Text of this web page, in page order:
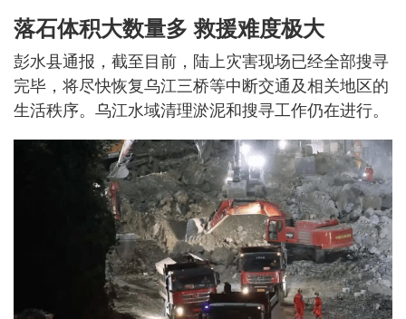
落石体积大数量多 救援难度极大
彭水县通报，截至目前，陆上灾害现场已经全部搜寻
完毕，将尽快恢复乌江三桥等中断交通及相关地区的
生活秩序。乌江水域清理淤泥和搜寻工作仍在进行。